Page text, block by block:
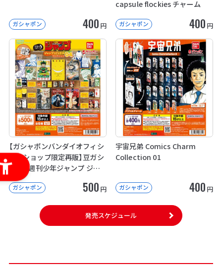
ガシャポン 400 円
capsule flockies チャーム
ガシャポン 400 円
【ガシャポンバンダイオフィシ
ャルショップ限定再販】豆ガシ
ャ本 「週刊少年ジャンプ ジャ
ンプコミックスコレクション」
04ガシャポン 500 円
宇宙兄弟 Comics Charm
Collection 01
ガシャポン 400 円
発売スケジュール